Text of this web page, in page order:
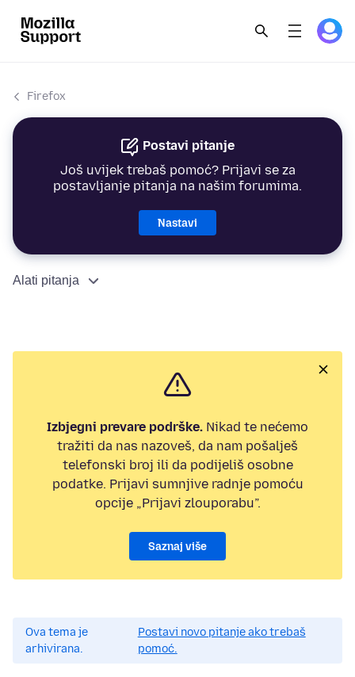
Firefox
Postavi pitanje
Još uvijek trebaš pomoć? Prijavi se za
postavljanje pitanja na našim forumima.
Nastavi
Alati pitanja
Izbjegni prevare podrške. Nikad te nećemo
tražiti da nas nazoveš, da nam pošalješ
telefonski broj ili da podijeliš osobne
podatke. Prijavi sumnjive radnje pomoću
opcije „Prijavi zlouporabu”.
Saznaj više
Ova tema je
arhivirana.
Postavi novo pitanje ako trebaš
pomoć.